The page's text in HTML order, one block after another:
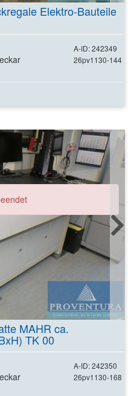
Elektro-Bauteile
A-ID: 242349
26pv1130-144
MAHR ca.
TK 00
A-ID: 242350
26pv1130-168